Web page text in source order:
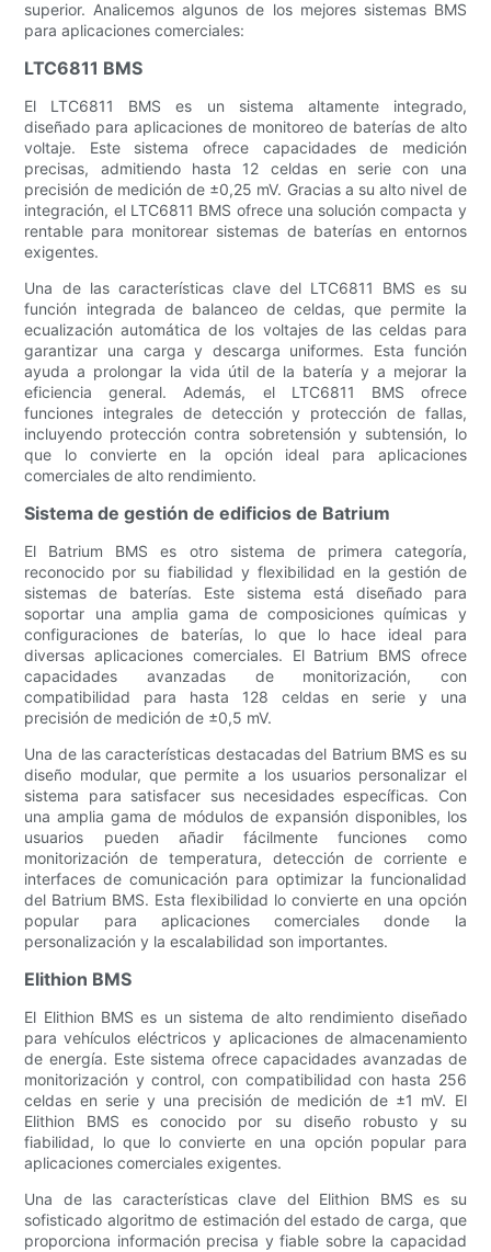
superior. Analicemos algunos de los mejores sistemas BMS
para aplicaciones comerciales:
LTC6811 BMS
El LTC6811 BMS es un sistema altamente integrado,
diseñado para aplicaciones de monitoreo de baterías de alto
voltaje. Este sistema ofrece capacidades de medición
precisas, admitiendo hasta 12 celdas en serie con una
precisión de medición de ±0,25 mV. Gracias a su alto nivel de
integración, el LTC6811 BMS ofrece una solución compacta y
rentable para monitorear sistemas de baterías en entornos
exigentes.
Una de las características clave del LTC6811 BMS es su
función integrada de balanceo de celdas, que permite la
ecualización automática de los voltajes de las celdas para
garantizar una carga y descarga uniformes. Esta función
ayuda a prolongar la vida útil de la batería y a mejorar la
eficiencia general. Además, el LTC6811 BMS ofrece
funciones integrales de detección y protección de fallas,
incluyendo protección contra sobretensión y subtensión, lo
que lo convierte en la opción ideal para aplicaciones
comerciales de alto rendimiento.
Sistema de gestión de edificios de Batrium
El Batrium BMS es otro sistema de primera categoría,
reconocido por su fiabilidad y flexibilidad en la gestión de
sistemas de baterías. Este sistema está diseñado para
soportar una amplia gama de composiciones químicas y
configuraciones de baterías, lo que lo hace ideal para
diversas aplicaciones comerciales. El Batrium BMS ofrece
capacidades avanzadas de monitorización, con
compatibilidad para hasta 128 celdas en serie y una
precisión de medición de ±0,5 mV.
Una de las características destacadas del Batrium BMS es su
diseño modular, que permite a los usuarios personalizar el
sistema para satisfacer sus necesidades específicas. Con
una amplia gama de módulos de expansión disponibles, los
usuarios pueden añadir fácilmente funciones como
monitorización de temperatura, detección de corriente e
interfaces de comunicación para optimizar la funcionalidad
del Batrium BMS. Esta flexibilidad lo convierte en una opción
popular para aplicaciones comerciales donde la
personalización y la escalabilidad son importantes.
Elithion BMS
El Elithion BMS es un sistema de alto rendimiento diseñado
para vehículos eléctricos y aplicaciones de almacenamiento
de energía. Este sistema ofrece capacidades avanzadas de
monitorización y control, con compatibilidad con hasta 256
celdas en serie y una precisión de medición de ±1 mV. El
Elithion BMS es conocido por su diseño robusto y su
fiabilidad, lo que lo convierte en una opción popular para
aplicaciones comerciales exigentes.
Una de las características clave del Elithion BMS es su
sofisticado algoritmo de estimación del estado de carga, que
proporciona información precisa y fiable sobre la capacidad